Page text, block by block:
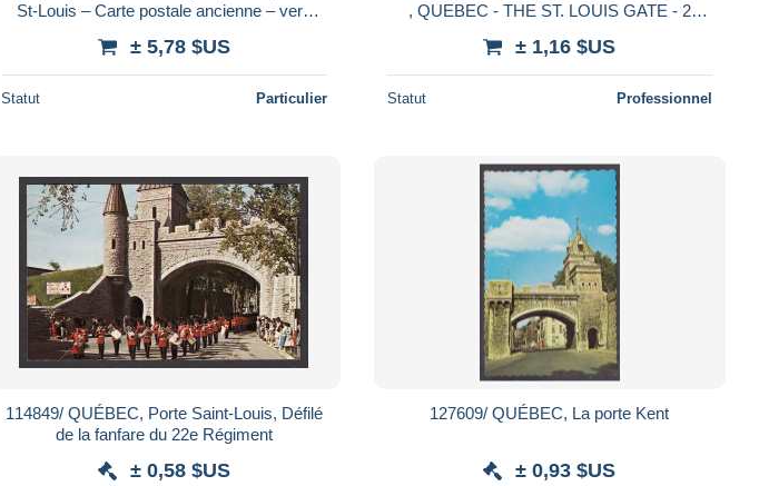
St-Louis – Carte postale ancienne – vers
± 5,78 $US
Statut Particulier
, QUEBEC - THE ST. LOUIS GATE - 2
± 1,16 $US
Statut Professionnel
114849/ QUÉBEC, Porte Saint-Louis, Défilé
de la fanfare du 22e Régiment
± 0,58 $US
127609/ QUÉBEC, La porte Kent
± 0,93 $US